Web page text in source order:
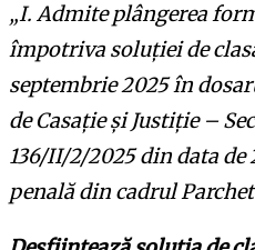
„I. Admite plângerea
împotriva soluţiei de
septembrie 2025 în
de Casaţie şi Justiţie –
136/II/2/2025 din data
penală din cadrul